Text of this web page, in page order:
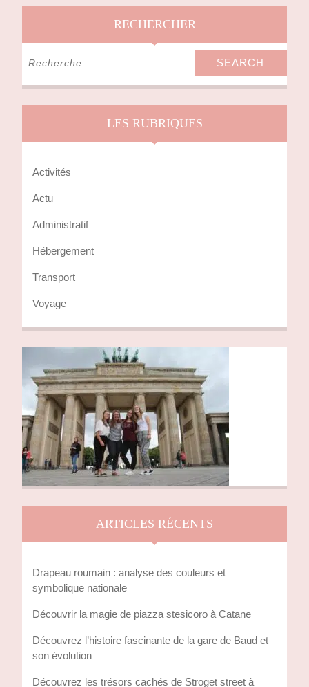
RECHERCHER
Search
LES RUBRIQUES
Activités
Actu
Administratif
Hébergement
Transport
Voyage
ARTICLES RÉCENTS
Drapeau roumain : analyse des couleurs et
symbolique nationale
Découvrir la magie de piazza stesicoro à Catane
Découvrez l’histoire fascinante de la gare de Baud et
son évolution
Découvrez les trésors cachés de Stroget street à